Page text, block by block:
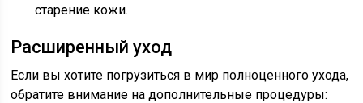
старение кожи.
Расширенный уход
Если вы хотите погрузиться в мир полноценного ухода,
обратите внимание на дополнительные процедуры: